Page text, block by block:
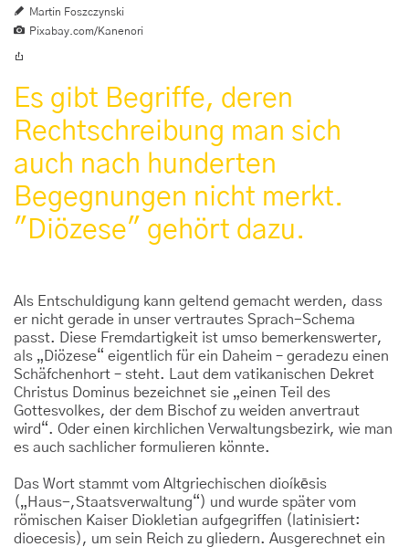
Martin Foszczynski
Pixabay.com/Kanenori
Es gibt Begriffe, deren
Rechtschreibung man sich
auch nach hunderten
Begegnungen nicht merkt.
"Diözese" gehört dazu.
Als Entschuldigung kann geltend gemacht werden, dass
er nicht gerade in unser vertrautes Sprach-Schema
passt. Diese Fremdartigkeit ist umso bemerkenswerter,
als „Diözese“ eigentlich für ein Daheim – geradezu einen
Schäfchenhort – steht. Laut dem vatikanischen Dekret
Christus Dominus bezeichnet sie „einen Teil des
Gottesvolkes, der dem Bischof zu weiden anvertraut
wird“. Oder einen kirchlichen Verwaltungsbezirk, wie man
es auch sachlicher formulieren könnte.
Das Wort stammt vom Altgriechischen dioíkēsis
(„Haus-,Staatsverwaltung“) und wurde später vom
römischen Kaiser Diokletian aufgegriffen (latinisiert:
dioecesis), um sein Reich zu gliedern. Ausgerechnet ein